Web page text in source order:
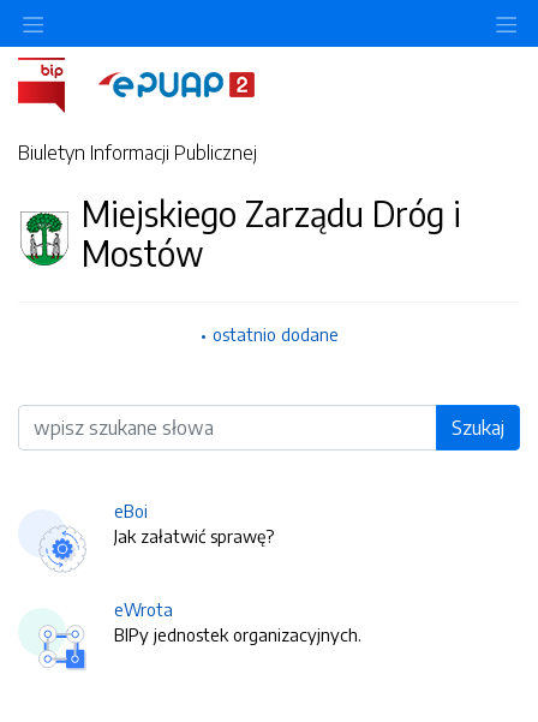
Biuletyn Informacji Publicznej
Miejskiego Zarządu Dróg i
Mostów
ostatnio dodane
Wyszukiwarka Szukaj
eBoi
Jak załatwić sprawę?
eWrota
BIPy jednostek organizacyjnych.